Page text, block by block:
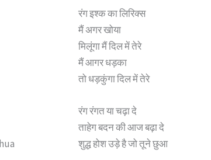
रंग इश्क का लिरिक्स
मैं अगर खोया
मिलूंगा मैं दिल में तेरे
मैं आगर धड़का
तो धड़कुंगा दिल में तेरे
रंग रंगत या चढ़ा दे
ताहेग बदन की आज बढ़ा दे
शुद्ध होश उड़े है जो तूने छुआ